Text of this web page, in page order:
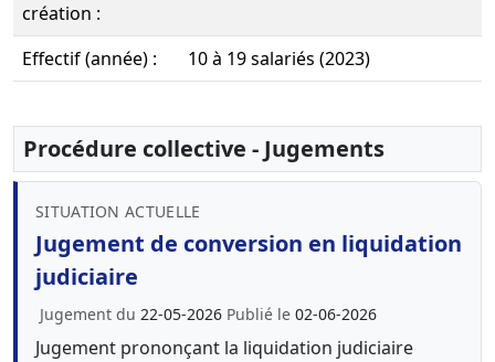
création :
Effectif (année) : 10 à 19 salariés (2023)
Procédure collective - Jugements
SITUATION ACTUELLE
Jugement de conversion en liquidation
judiciaire
Jugement du 22-05-2026 Publié le 02-06-2026
Jugement prononçant la liquidation judiciaire